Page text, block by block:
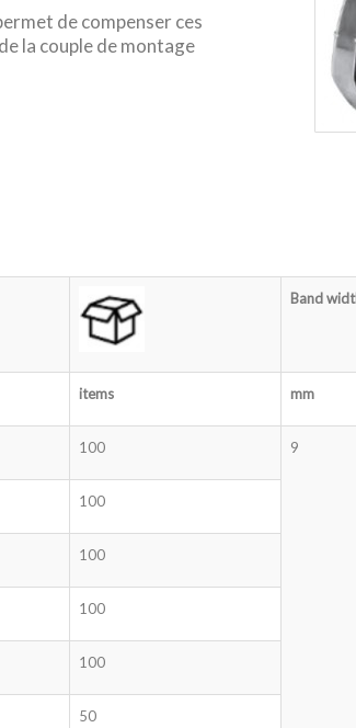
de compenser ces
la couple de montage
Band
items mm
100 9
100
100
100
100
50